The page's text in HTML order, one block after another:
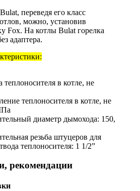
переведя его класс
можно, установив
Fox. На котлы Bulat горелка
адаптера.
теплоносителя в котле, не
теплоносителя в котле, не
диаметр дымохода: 150,
резьба штуцеров для
теплоносителя: 1 1/2”
рекомендации